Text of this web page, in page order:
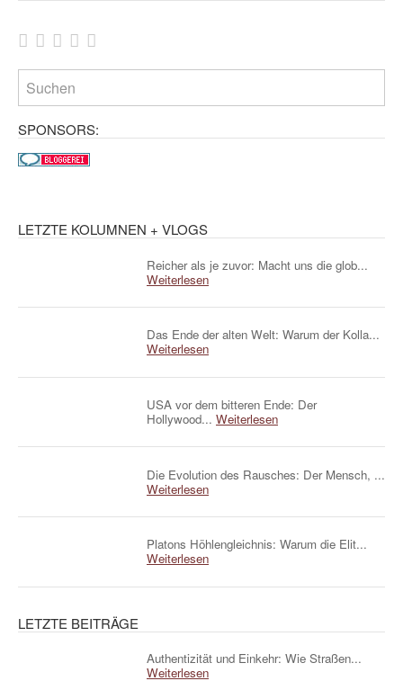
SPONSORS:
LETZTE KOLUMNEN + VLOGS
Reicher als je zuvor: Macht uns die glob...
Weiterlesen
Das Ende der alten Welt: Warum der Kolla...
Weiterlesen
USA vor dem bitteren Ende: Der
Hollywood... Weiterlesen
Die Evolution des Rausches: Der Mensch, ...
Weiterlesen
Platons Höhlengleichnis: Warum die Elit...
Weiterlesen
LETZTE BEITRÄGE
Authentizität und Einkehr: Wie Straßen...
Weiterlesen